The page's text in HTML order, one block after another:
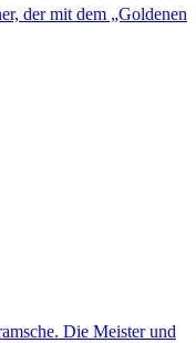
der mit dem „Goldenen
Die Meister und